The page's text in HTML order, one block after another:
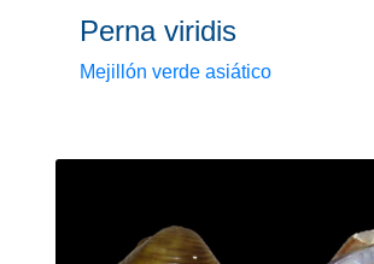
Perna viridis
Mejillón verde asiático